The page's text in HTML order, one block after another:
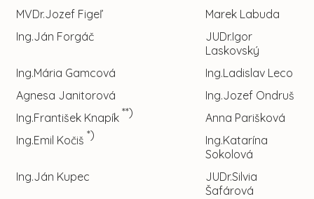
MVDr.Jozef Figeľ
Marek Labuda
Ing.Ján Forgáč
JUDr.Igor
Laskovský
Ing.Mária Gamcová
Ing.Ladislav Leco
Agnesa Janitorová
Ing.Jozef Ondruš
Ing.František Knapík **)
Anna Parišková
Ing.Emil Kočiš *)
Ing.Katarína
Sokolová
Ing.Ján Kupec
JUDr.Silvia
Šafárová